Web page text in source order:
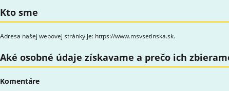
Kto sme
Adresa našej webovej stránky je: https://www.msvsetinska.sk.
Aké osobné údaje získavame a prečo ich
Komentáre